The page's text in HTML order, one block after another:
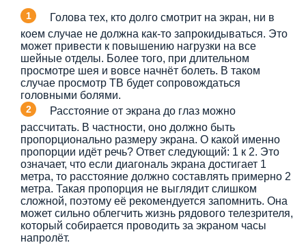
Голова тех, кто долго смотрит на экран, ни в
коем случае не должна как-то запрокидываться. Это
может привести к повышению нагрузки на все
шейные отделы. Более того, при длительном
просмотре шея и вовсе начнёт болеть. В таком
случае просмотр ТВ будет сопровождаться
головными болями.
Расстояние от экрана до глаз можно
рассчитать. В частности, оно должно быть
пропорционально размеру экрана. О какой именно
пропорции идёт речь? Ответ следующий: 1 к 2. Это
означает, что если диагональ экрана достигает 1
метра, то расстояние должно составлять примерно 2
метра. Такая пропорция не выглядит слишком
сложной, поэтому её рекомендуется запомнить. Она
может сильно облегчить жизнь рядового телезрителя,
который собирается проводить за экраном часы
напролёт.